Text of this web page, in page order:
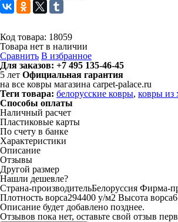
Код товара: 18059
Товара нет в наличии
Сравнить В избранное
Для заказов: +7 495 135-46-45
5 лет Официальная гарантия
на все ковры магазина carpet-palace.ru
Теги товара: белорусские ковры, ковры из
Способы оплаты
Наличный расчет
Пластиковые карты
По счету в банке
Характеристики
Описание
Отзывы
Другой размер
Нашли дешевле?
Страна-производительБелоруссия Фирма-
Плотность ворса294400 у/м2 Высота ворса
Описание будет добавлено позднее.
Отзывов пока нет, оставьте свой отзыв